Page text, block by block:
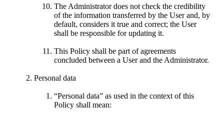
The Administrator does not check the credibility
of the information transferred by the User and, by
default, considers it true and correct; the User
shall be responsible for updating it.
This Policy shall be part of agreements
concluded between a User and the Administrator.
Personal data
“Personal data” as used in the context of this
Policy shall mean: